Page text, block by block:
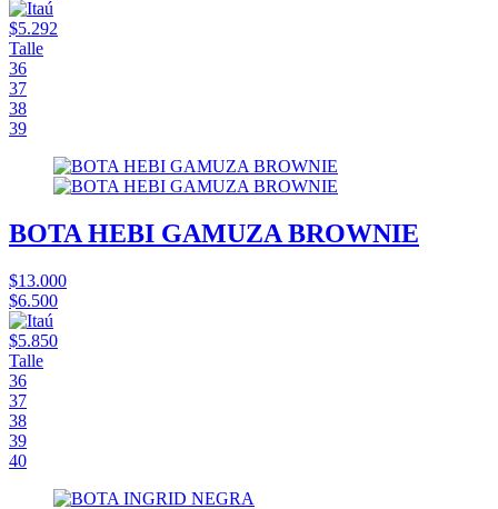
$5.292
Talle
36
37
38
39
BOTA HEBI GAMUZA BROWNIE
$13.000
$6.500
$5.850
Talle
36
37
38
39
40